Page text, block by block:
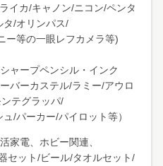
イカ/キャノン/ニコン/ペンタ
タ/オリンパス/
ー等の一眼レフカメラ等)
ャープペンシル・インク
バーカステル/ラミー/アウロ
テグラッパ/
/パーカー/パイロット等）
家電、ホビー関連、
セット/ビール/タオルセット/